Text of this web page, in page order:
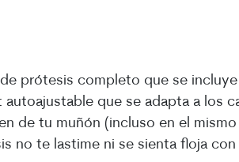
prótesis completo que se
autoajustable que se adapta a los
de tu muñón (incluso en el
no te lastime ni se sienta floja